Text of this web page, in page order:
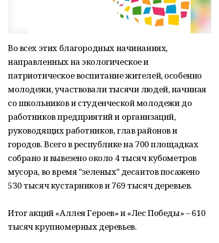
Во всех этих благородных начинаниях,
направленных на экологическое и
патриотическое воспитание жителей, особенно
молодежи, участвовали тысячи людей, начиная
со школьников и студенческой молодежи до
работников предприятий и организаций,
руководящих работников, глав районов и
городов. Всего в республике на 700 площадках
собрано и вывезено около 4 тысяч кубометров
мусора, во время "зеленых" десантов посажено
530 тысяч кустарников и 769 тысяч деревьев.
Итог акций «Аллея Героев» и «Лес Победы» – 610
тысяч крупномерных деревьев.